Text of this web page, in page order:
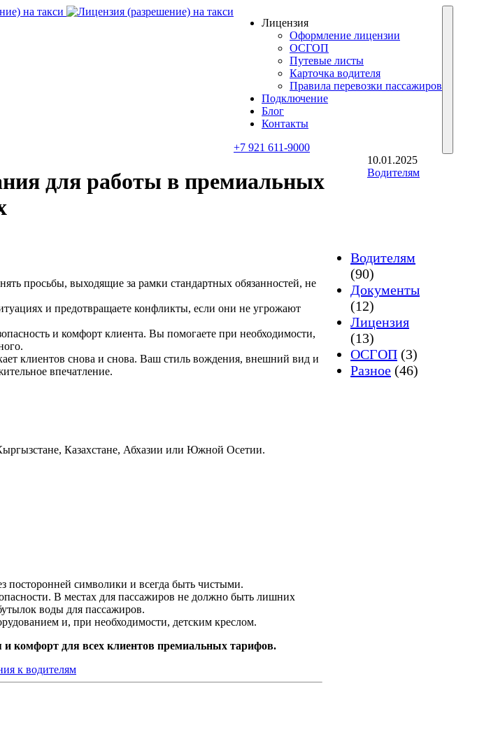
Лицензия
Оформление лицензии
ОСГОП
Путевые листы
Карточка водителя
Правила перевозки пассажиров
Подключение
Блог
Контакты
+7 921 611-9000
для работы в премиальных
10.01.2025
Водителям
просьбы, выходящие за рамки стандартных обязанностей, не
и предотвращаете конфликты, если они не угрожают
и комфорт клиента. Вы помогаете при необходимости,
клиентов снова и снова. Ваш стиль вождения, внешний вид и
впечатление.
Казахстане, Абхазии или Южной Осетии.
посторонней символики и всегда быть чистыми.
В местах для пассажиров не должно быть лишних
воды для пассажиров.
и, при необходимости, детским креслом.
и комфорт для всех клиентов премиальных тарифов.
к водителям
Водителям
(90)
Документы
(12)
Лицензия
(13)
ОСГОП (3)
Разное (46)